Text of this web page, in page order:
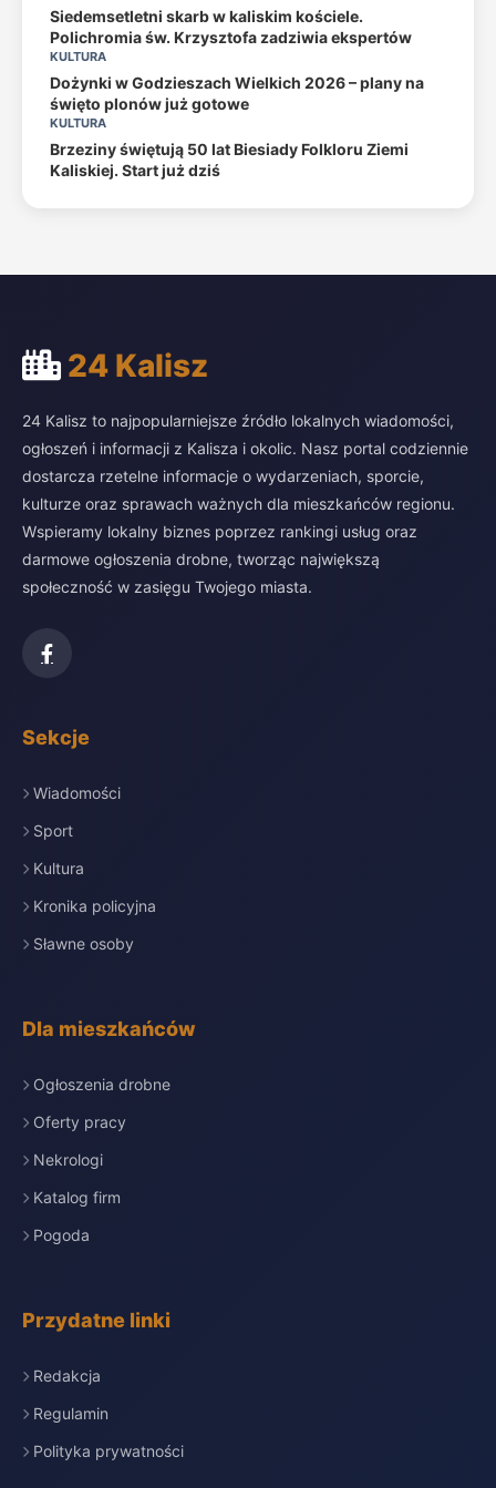
Siedemsetletni skarb w kaliskim kościele.
Polichromia św. Krzysztofa zadziwia ekspertów
KULTURA
Dożynki w Godzieszach Wielkich 2026 – plany na
święto plonów już gotowe
KULTURA
Brzeziny świętują 50 lat Biesiady Folkloru Ziemi
Kaliskiej. Start już dziś
24 Kalisz
24 Kalisz to najpopularniejsze źródło lokalnych wiadomości,
ogłoszeń i informacji z Kalisza i okolic. Nasz portal codziennie
dostarcza rzetelne informacje o wydarzeniach, sporcie,
kulturze oraz sprawach ważnych dla mieszkańców regionu.
Wspieramy lokalny biznes poprzez rankingi usług oraz
darmowe ogłoszenia drobne, tworząc największą
społeczność w zasięgu Twojego miasta.
Sekcje
Wiadomości
Sport
Kultura
Kronika policyjna
Sławne osoby
Dla mieszkańców
Ogłoszenia drobne
Oferty pracy
Nekrologi
Katalog firm
Pogoda
Przydatne linki
Redakcja
Regulamin
Polityka prywatności